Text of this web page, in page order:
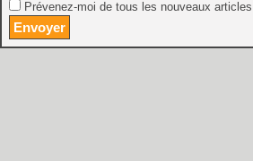
Prévenez-moi de tous les nouveaux